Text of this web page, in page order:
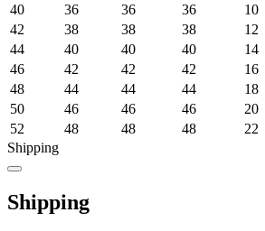
40
36 36 36 10
42
38 38 38 12
44
40 40 40 14
46
42 42 42 16
48
44 44 44 18
50
46 46 46 20
52
48 48 48 22
Shipping
Shipping